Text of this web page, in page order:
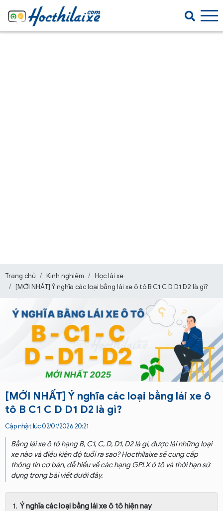
Trang chủ Kinh nghiệm
Học lái xe
[MỚI NHẤT] Ý nghĩa các loại bằng lái xe ô tô B C1 C D D1 D2 là gì?
[MỚI NHẤT] Ý nghĩa các loại bằng lái xe ô
tô B C1 C D D1 D2 là gì?
Cập nhật lúc 02/01/2026 20:21
Bằng lái xe ô tô hạng B, C1, C, D, D1, D2 là gì, được lái những loại
xe nào và điều kiện độ tuổi ra sao? Hocthilaixe sẽ cung cấp
thông tin cơ bản, dễ hiểu về các hạng GPLX ô tô và thời hạn sử
dụng trong bài viết dưới đây.
Ý nghĩa các loại bằng lái xe ô tô hiện nay